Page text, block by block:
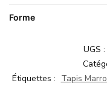
Forme
UGS :
Étiquettes : Tapis